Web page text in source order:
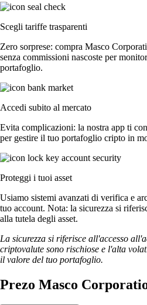
Scegli tariffe trasparenti
Zero sorprese: compra Masco
senza commissioni nascoste per
portafoglio.
Accedi subito al mercato
Evita complicazioni: la nostra app ti
per gestire il tuo portafoglio cripto in
Proteggi i tuoi asset
Usiamo sistemi avanzati di verifica e
tuo account. Nota: la sicurezza si
alla tutela degli asset.
La sicurezza si riferisce all'accesso
criptovalute sono rischiose e l'alta
il valore del tuo portafoglio.
Prezo Masco